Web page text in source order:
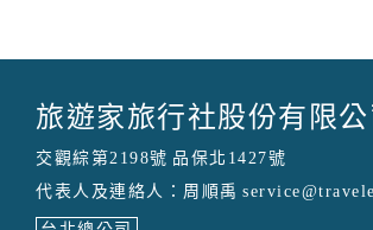
旅遊家旅行社股份有限公
交觀綜第2198號 品保北1427號
代表人及連絡人：周順禹